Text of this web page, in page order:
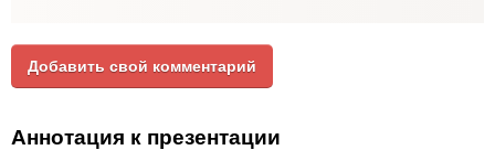
Добавить свой комментарий
Аннотация к презентации